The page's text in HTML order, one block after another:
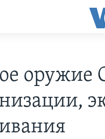
оружие